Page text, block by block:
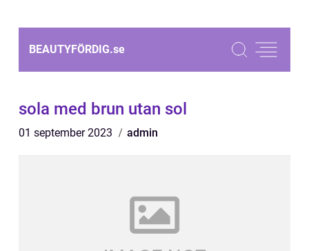
BEAUTYFÖRDIG.se
sola med brun utan sol
01 september 2023 admin